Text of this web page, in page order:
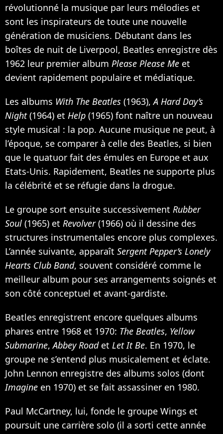
révolutionné la musique par leurs mélodies et
sont les inspirateurs de toute une nouvelle
génération de musiciens. Débutant dans les
boîtes de nuit de Liverpool, Beatles enregistre dès
1962 leur premier album Please Please Me et
devient rapidement populaire et médiatique.
Les albums With The Beatles (1963),A Hard Day’s
Night(1964) et Help (1965) font naître un nouveau
style musical : la pop. Aucune musique ne peut, à
l’époque, se comparer à celle des Beatles, si bien
que le quatuor fait des émules en Europe et aux
Etats-Unis. Rapidement, Beatles ne supporte plus
la célébrité et se réfugie dans la drogue.
Le groupe sort ensuite successivement Rubber
Soul (1965) et Revolver(1966) où il dessine des
structures instrumentales encore plus complexes.
L’année suivante, apparaît Sergent Pepper’s Lonely
Hearts Club Band, souvent considéré comme le
meilleur album pour ses arrangements soignés et
son côté conceptuel et avant-gardiste.
Beatles enregistrent encore quelques albums
phares entre 1968 et 1970: The Beatles, Yellow
Submarine,Abbey Roadet Let It Be. En 1970, le
groupe ne s’entend plus musicalement et éclate.
John Lennon enregistre des albums solos (dont
Imagine en 1970) et se fait assassiner en 1980.
Paul McCartney, lui, fonde le groupe Wings et
poursuit une carrière solo (il a sorti cette année